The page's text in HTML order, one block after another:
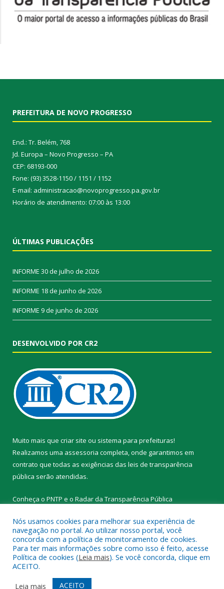
PREFEITURA DE NOVO PROGRESSO
End.: Tr. Belém, 768
Jd. Europa – Novo Progresso – PA
CEP: 68193-000
Fone: (93) 3528-1150 / 1151 / 1152
E-mail: administracao@novoprogresso.pa.gov.br
Horário de atendimento: 07:00 às 13:00
ÚLTIMAS PUBLICAÇÕES
INFORME 30 de julho de 2026
INFORME 18 de junho de 2026
INFORME 9 de junho de 2026
DESENVOLVIDO POR CR2
Muito mais que criar site ou sistema para prefeituras!
Realizamos uma assessoria completa, onde garantimos em
contrato que todas as exigências das leis de transparência
pública serão atendidas.
Conheça o PNTP e o Radar da Transparência Pública
Todos os direitos reservados a Prefeitura Municipal de Novo
Progresso.
Mapa do Site Acessar Área Administrativa
Nós usamos cookies para melhorar sua experiência de
navegação no portal. Ao utilizar nosso portal, você
concorda com a política de monitoramento de cookies.
Para ter mais informações sobre como isso é feito, acesse
Política de cookies (Leia mais). Se você concorda, clique em
ACEITO.
Leia mais
ACEITO